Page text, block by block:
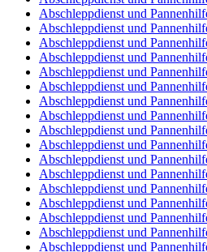
Abschleppdienst und
Abschleppdienst und
Abschleppdienst und
Abschleppdienst und
Abschleppdienst und
Abschleppdienst und
Abschleppdienst und
Abschleppdienst und
Abschleppdienst und
Abschleppdienst und
Abschleppdienst und
Abschleppdienst und
Abschleppdienst und
Abschleppdienst und
Abschleppdienst und
Abschleppdienst und
Abschleppdienst und